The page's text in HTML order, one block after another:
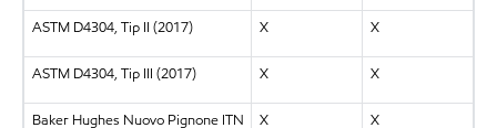
ASTM D4304, Tip II (2017) X X
ASTM D4304, Tip III (2017) X X
Baker Hughes Nuovo Pignone ITN X X